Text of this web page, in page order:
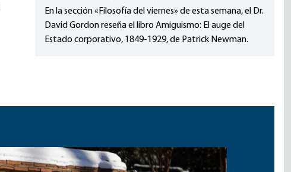
En la sección «Filosofía del viernes» de esta semana, el Dr.
David Gordon reseña el libro Amiguismo: El auge del
Estado corporativo, 1849-1929, de Patrick Newman.